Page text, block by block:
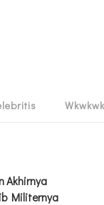
Wkwkwk
Akhirnya
Militernya